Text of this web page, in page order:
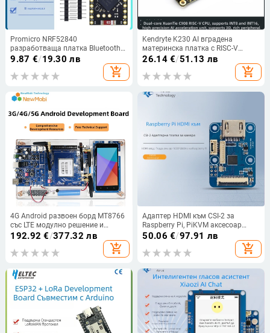
Promicro NRF52840
разработваща платка Bluetooth
Mesh 2.4 GHz, NRF52840 чип,
подходяща за разнообразни
9.87 €/19.30 лв
add_shopping_cart
Kendryte K230 AI вградена
материнска платка с RISC-V
двойно ядро и модул за
разпознаване на образи, Linux
съвместима.
26.14€/51.13 лв
add_shopping_cart
4G Android развоен борд MT8766
със LTE модулно решение и
изходен код на SDK
192.92 €/377.32 лв
add_shopping_cart
Адаптер HDMI към CSI-2 за
Raspberry Pi, PiKVM аксесоар
TC358743XBG
50.06 €/97.91 лв
add_shopping_cart